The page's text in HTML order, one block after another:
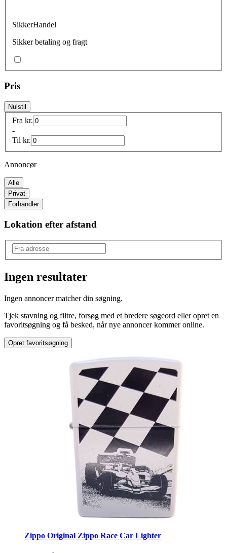
SikkerHandel
Sikker betaling og fragt
Pris
Nulstil
Fra kr.
-
Til kr.
Annoncør
Alle
Privat
Forhandler
Lokation efter afstand
Glas
Type:
Ølglas
Ingen resultater
Ingen annoncer matcher din søgning.
Tjek stavning og filtre, forsøg med et bredere søgeord eller opret en
favoritsøgning og få besked, når nye annoncer kommer online.
Opret favoritsøgning
Zippo Original Zippo Race Car Lighter